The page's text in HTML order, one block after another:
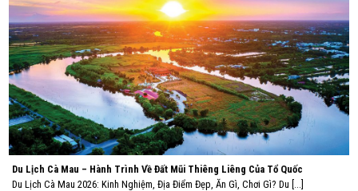
Du Lịch Cà Mau – Hành Trình Về Đất Mũi Thiêng Liêng Của Tổ Quốc
Du Lịch Cà Mau 2026: Kinh Nghiệm, Địa Điểm Đẹp, Ăn Gì, Chơi Gì? Du [...]